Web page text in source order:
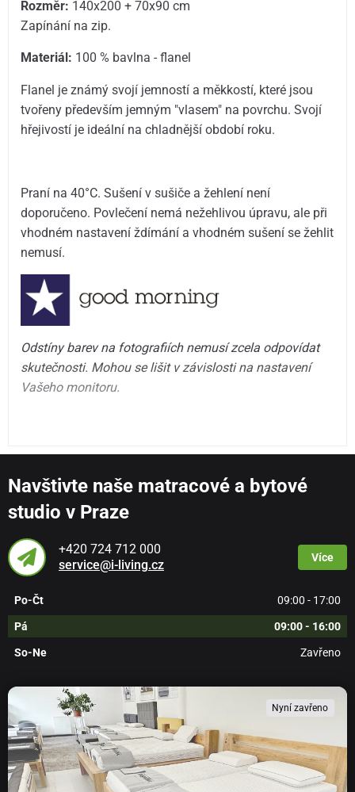
Rozměr: 140x200 + 70x90 cm
Zapínání na zip.
Materiál: 100 % bavlna - flanel
Flanel je známý svojí jemností a měkkostí, které jsou
tvořeny především jemným "vlasem" na povrchu. Svojí
hřejivostí je ideální na chladnější období roku.
Praní na 40°C. Sušení v sušiče a žehlení není
doporučeno. Povlečení nemá nežehlivou úpravu, ale při
vhodném nastavení ždímání a vhodném sušení se žehlit
nemusí.
Odstíny barev na fotografiích nemusí zcela odpovídat
skutečnosti. Mohou se lišit v závislosti na nastavení
Vašeho monitoru.
Navštivte naše matracové a bytové
studio v Praze
+420 724 712 000
service@i-living.cz
Více
Po-Čt 09:00 - 17:00
Pá 09:00 - 16:00
So-Ne Zavřeno
Nyní zavřeno